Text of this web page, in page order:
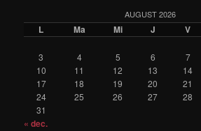
AUGUST 2026
L Ma Mi J V
3
4 5 6 7
10
11 12 13 14
17
18 19 20 21
24
25 26 27 28
31
« dec.